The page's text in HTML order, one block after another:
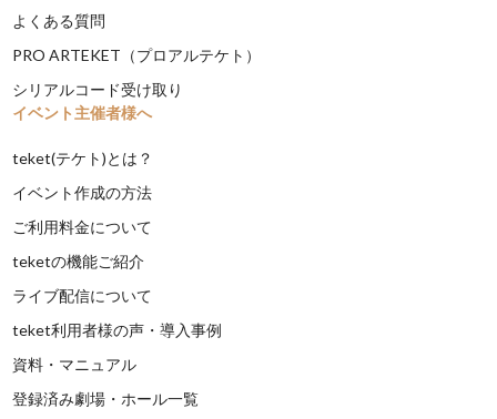
よくある質問
PRO ARTEKET（プロアルテケト）
シリアルコード受け取り
イベント主催者様へ
teket(テケト)とは？
イベント作成の方法
ご利用料金について
teketの機能ご紹介
ライブ配信について
teket利用者様の声・導入事例
資料・マニュアル
登録済み劇場・ホール一覧